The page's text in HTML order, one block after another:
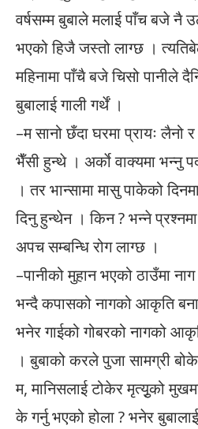
वर्षसम्म बुबाले मलाई पाँच बजे नै
भएको हिजै जस्तो लाग्छ ।
महिनामा पाँचै बजे चिसो पानीले
बुबालाई गाली गर्थें ।
–म सानो छँदा घरमा प्रायः लैनो
भैँसी हुन्थे । अर्काे वाक्यमा भन्नु
। तर भान्सामा मासु पाकेको
दिनु हुन्थेन । किन ? भन्ने
अपच सम्बन्धि रोग लाग्छ ।
–पानीको मुहान भएको ठाउँमा
भन्दै कपासको नागको आकृति
भनेर गाईको गोबरको नागको
। बुबाको करले पुजा सामग्री
म, मानिसलाई टोकेर मृत्युृको
के गर्नु भएको होला ? भनेर